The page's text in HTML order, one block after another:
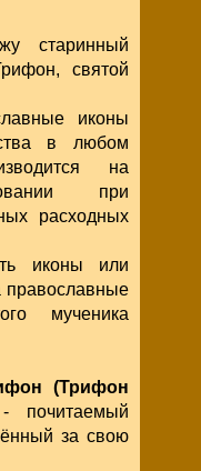
старинный
святой
иконы
в любом
на
при
расходных
иконы или
православные
мученика
(Трифон
почитаемый
за свою